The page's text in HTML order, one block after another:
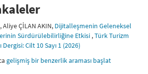
Aliye ÇİLAN AKIN, Dijitalleşmenin Geleneksel
Sürdürülebilirliğine Etkisi ,Türk Turizm
Dergisi: Cilt 10 Sayı 1 (2026)
gelişmiş bir benzerlik araması başlat